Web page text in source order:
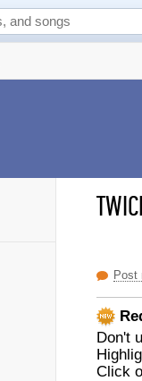
Post
Don't
Click